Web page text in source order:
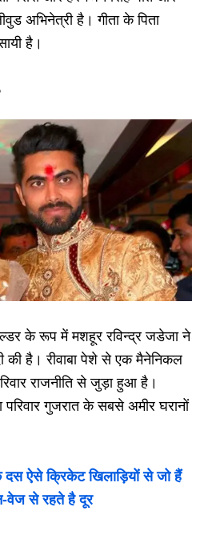
अभिनेत्री है। गीता के पिता
है।
के रूप में मशहूर रविन्द्र जडेजा ने
की है। रीवाबा पेशे से एक मैनेनिकल
राजनीति से जुड़ा हुआ है।
परिवार गुजरात के सबसे अमीर घरानों
दस ऐसे क्रिकेट खिलाड़ियों से जो हैं
वेज से रहते है दूर